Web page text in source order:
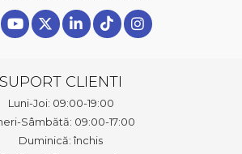
SUPORT CLIENTI
Luni-Joi: 09:00-19:00
Sâmbătă: 09:00-17:00
Duminică: închis